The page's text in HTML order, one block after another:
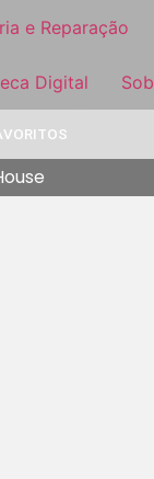
e Reparação
Digital